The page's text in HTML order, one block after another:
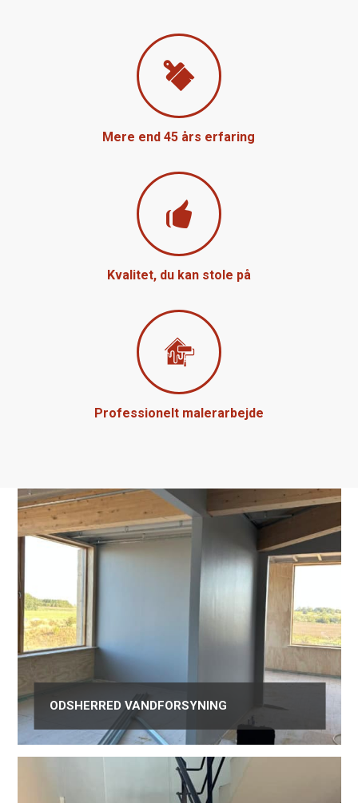
Mere end 45 års erfaring
Kvalitet, du kan stole på
Professionelt malerarbejde
ODSHERRED VANDFORSYNING